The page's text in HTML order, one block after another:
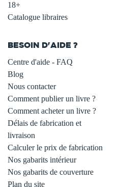
18+
Catalogue libraires
BESOIN D'AIDE ?
Centre d'aide - FAQ
Blog
Nous contacter
Comment publier un livre ?
Comment acheter un livre ?
Délais de fabrication et
livraison
Calculer le prix de fabrication
Nos gabarits intérieur
Nos gabarits de couverture
Plan du site